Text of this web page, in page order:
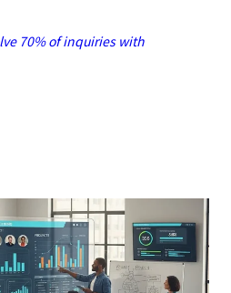
70% of inquiries with